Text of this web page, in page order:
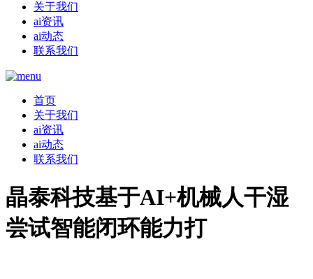
关于我们
ai资讯
ai动态
联系我们
首页
关于我们
ai资讯
ai动态
联系我们
晶泰科技基于AI+机械人干湿
尝试智能闭环能力打